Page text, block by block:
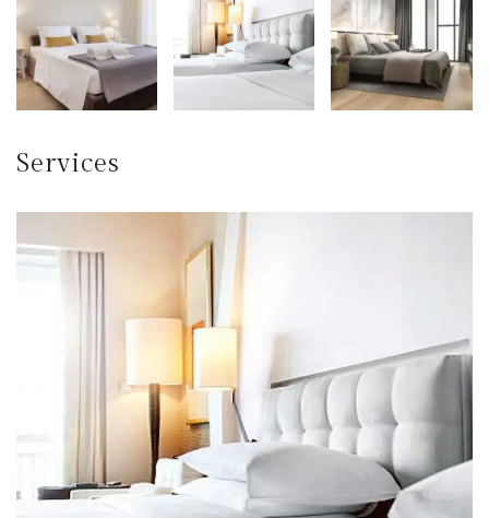
Services